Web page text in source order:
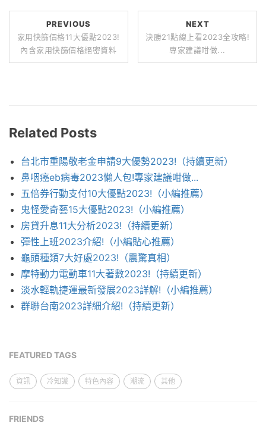
PREVIOUS
家用快篩價格11大優點2023!
內含家用快篩價格絕密資料
NEXT
決勝21點線上看2023全攻略!
專家建議咁做...
Related Posts
台北市重陽敬老金申請9大優勢2023!（持續更新）
鼻咽癌eb病毒2023懶人包!專家建議咁做...
五倍券行動支付10大優點2023!（小編推薦）
鬼怪愛奇藝15大優點2023!（小編推薦）
房貸升息11大分析2023!（持續更新）
彈性上班2023介紹!（小編貼心推薦）
龜頭種類7大好處2023!（震驚真相）
摩特動力電動車11大著數2023!（持續更新）
淡水輕軌捷運最新發展2023詳解!（小編推薦）
群聯台南2023詳細介紹!（持續更新）
FEATURED TAGS
資訊 冷知識 特色內容 潮流 其他
FRIENDS